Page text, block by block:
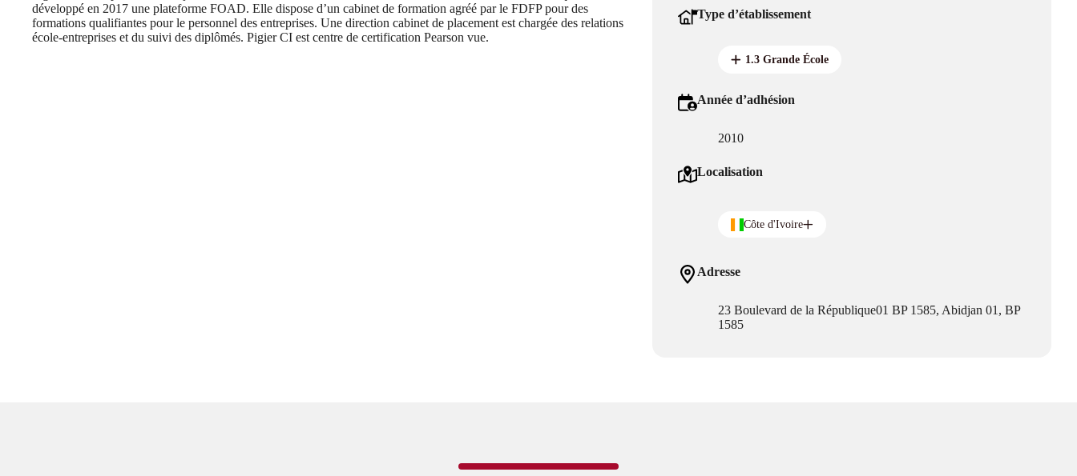
développé en 2017 une plateforme FOAD. Elle dispose d’un cabinet de formation agréé par le FDFP pour des
formations qualifiantes pour le personnel des entreprises. Une direction cabinet de placement est chargée des relations
école-entreprises et du suivi des diplômés. Pigier CI est centre de certification Pearson vue.
Type d’établissement
1.3 Grande École
Année d’adhésion
2010
Localisation
Côte d'Ivoire
Adresse
23 Boulevard de la République01 BP 1585, Abidjan 01, BP
1585